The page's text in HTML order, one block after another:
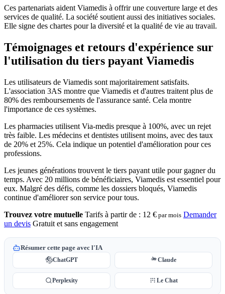
Ces partenariats aident Viamedis à offrir une couverture large et des
services de qualité. La société soutient aussi des initiatives sociales.
Elle signe des chartes pour la diversité et la qualité de vie au travail.
Témoignages et retours d'expérience sur
l'utilisation du tiers payant Viamedis
Les utilisateurs de Viamedis sont majoritairement satisfaits.
L'association 3AS montre que Viamedis et d'autres traitent plus de
80% des remboursements de l'assurance santé. Cela montre
l'importance de ces systèmes.
Les pharmacies utilisent Via-medis presque à 100%, avec un rejet
très faible. Les médecins et dentistes utilisent moins, avec des taux
de 20% et 25%. Cela indique un potentiel d'amélioration pour ces
professions.
Les jeunes générations trouvent le tiers payant utile pour gagner du
temps. Avec 20 millions de bénéficiaires, Viamedis est essentiel pour
eux. Malgré des défis, comme les dossiers bloqués, Viamedis
continue d'améliorer son service pour tous.
Trouvez votre mutuelle Tarifs à partir de : 12 € par mois Demander
un devis Gratuit et sans engagement
Résumer cette page avec l'IA
ChatGPT Claude
Perplexity Le Chat